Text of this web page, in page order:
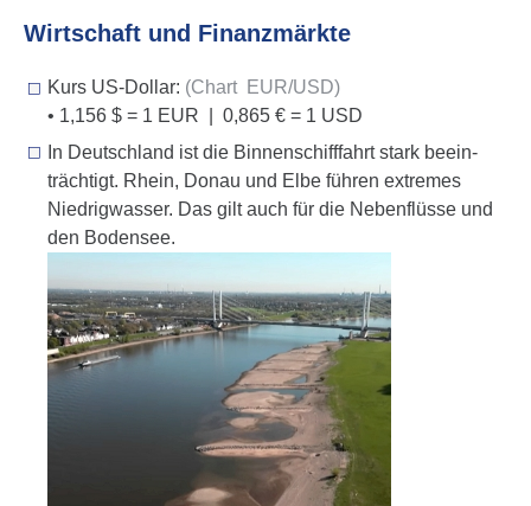
Wirt­schaft und Finanz­märkte
Kurs US-Dollar: (Chart EUR/USD)
• 1,156 $ = 1 EUR | 0,865 € = 1 USD
In Deutschland ist die Binnenschifffahrt stark beein­
träch­tigt. Rhein, Donau und Elbe führen extremes
Niedrig­wasser. Das gilt auch für die Neben­flüsse und
den Bodensee.